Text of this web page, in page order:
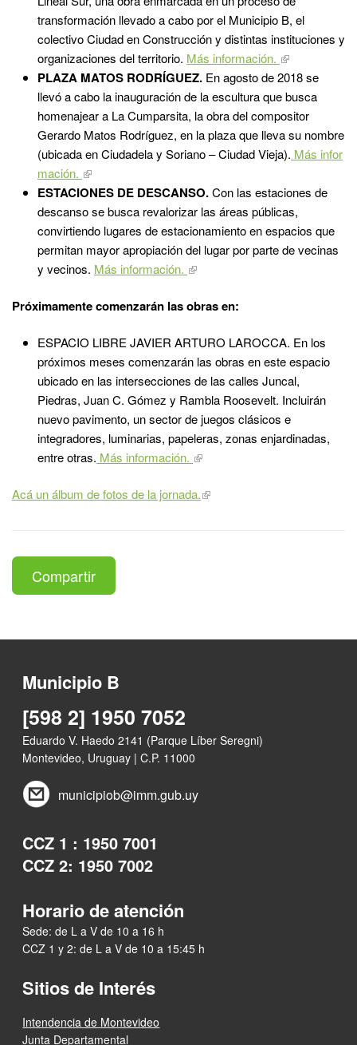
transformación llevado a cabo por el Municipio B, el
colectivo Ciudad en Construcción y distintas instituciones y
organizaciones del territorio. Más información.
PLAZA MATOS RODRÍGUEZ. En agosto de 2018 se
llevó a cabo la inauguración de la escultura que busca
homenajear a La Cumparsita, la obra del compositor
Gerardo Matos Rodríguez, en la plaza que lleva su nombre
(ubicada en Ciudadela y Soriano – Ciudad Vieja). Más infor
mación.
ESTACIONES DE DESCANSO.Con las estaciones de
descanso se busca revalorizar las áreas públicas,
convirtiendo lugares de estacionamiento en espacios que
permitan mayor apropiación del lugar por parte de vecinas
y vecinos. Más información.
Próximamente comenzarán las obras en:
ESPACIO LIBRE JAVIER ARTURO LAROCCA. En los
próximos meses comenzarán las obras en este espacio
ubicado en las intersecciones de las calles Juncal,
Piedras, Juan C. Gómez y Rambla Roosevelt. Incluirán
nuevo pavimento, un sector de juegos clásicos e
integradores, luminarias, papeleras, zonas enjardinadas,
entre otras. Más información.
Acá un álbum de fotos de la jornada.
Compartir
Municipio B
[598 2] 1950 7052
Eduardo V. Haedo 2141 (Parque Líber Seregni)
Montevideo, Uruguay | C.P. 11000
municipiob@imm.gub.uy
CCZ 1 : 1950 7001
CCZ 2: 1950 7002
Horario de atención
Sede: de L a V de 10 a 16 h
CCZ 1 y 2: de L a V de 10 a 15:45 h
Sitios de Interés
Intendencia de Montevideo
Junta Departamental